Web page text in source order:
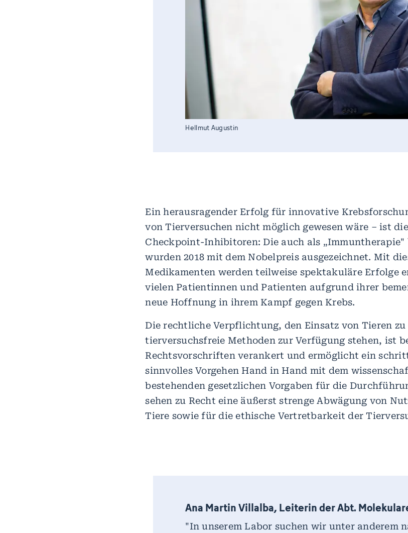
Hellmut Augustin
Ein herausragender Erfolg für innovative
von Tierversuchen nicht möglich gewesen wäre – ist
Checkpoint-Inhibitoren: Die auch als
wurden 2018 mit dem Nobelpreis ausgezeichnet. Mit
Medikamenten werden teilweise spektakuläre Erfolge
vielen Patientinnen und Patienten aufgrund ihrer
neue Hoffnung in ihrem Kampf gegen Krebs.
Die rechtliche Verpflichtung, den Einsatz von Tieren zu
tierversuchsfreie Methoden zur Verfügung stehen, ist
Rechtsvorschriften verankert und ermöglicht ein
sinnvolles Vorgehen Hand in Hand mit dem
bestehenden gesetzlichen Vorgaben für die
sehen zu Recht eine äußerst strenge Abwägung von
Tiere sowie für die ethische Vertretbarkeit der
Ana Martin Villalba, Leiterin der Abt.
"In unserem Labor suchen wir unter anderem